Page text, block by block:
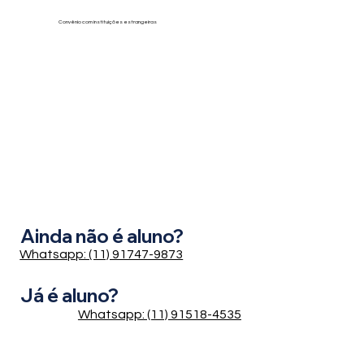
Convênio com instituições estrangeiras
Ainda não é aluno?
Já é aluno?
Whatsapp: (11) 91747-9873
Whatsapp: (11) 91518-4535